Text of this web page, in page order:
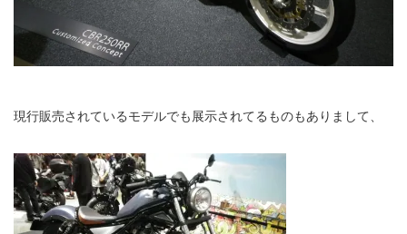
現行販売されているモデルでも展示されてるものもありまして、